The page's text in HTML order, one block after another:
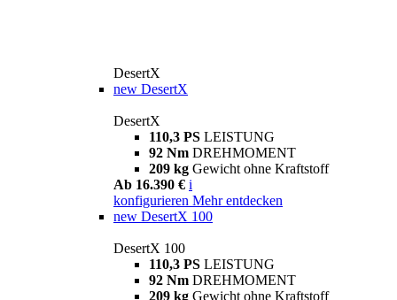
DesertX
new DesertX
DesertX
110,3 PS LEISTUNG
92 Nm DREHMOMENT
209 kg Gewicht ohne Kraftstoff
Ab 16.390 € i
konfigurieren Mehr entdecken
new DesertX 100
DesertX 100
110,3 PS LEISTUNG
92 Nm DREHMOMENT
209 kg Gewicht ohne Kraftstoff